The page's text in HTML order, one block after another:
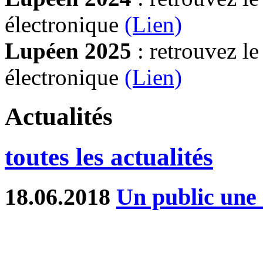
électronique (Lien)
Lupéen 2025 : retrouvez
électronique (Lien)
Actualités
toutes les actualités
18.06.2018 Un public